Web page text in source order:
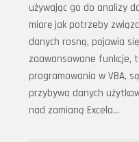
używając go do analizy
miarę jak potrzeby
danych rosną, pojawia
zaawansowane funkcje,
programowania w VBA,
przybywa danych
nad zamianą Excela…